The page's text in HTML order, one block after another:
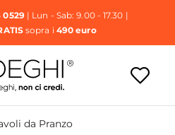
0529| Lun - Sab: 9.00 - 17.30 |
sopra i 490 euro
da Pranzo